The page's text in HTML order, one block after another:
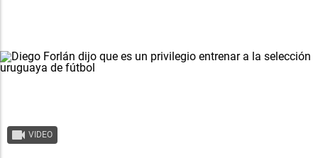
VIDEO